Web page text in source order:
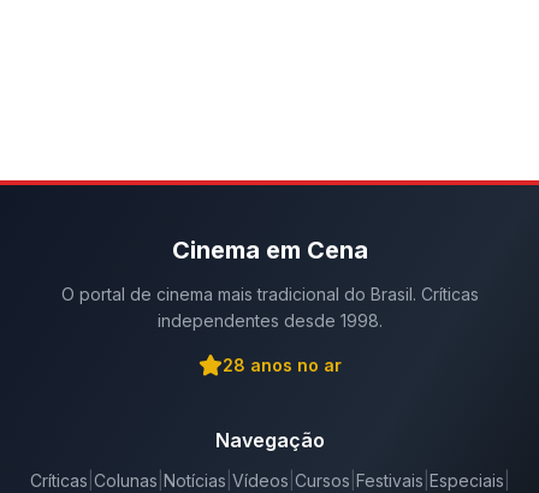
Cinema em Cena
O portal de cinema mais tradicional do Brasil. Críticas
independentes desde 1998.
28 anos no ar
Navegação
Críticas Colunas Notícias Vídeos Cursos Festivais Especiais